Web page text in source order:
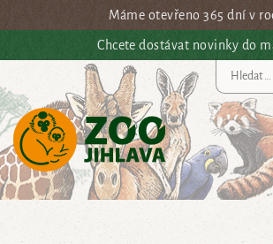
Přejít na hlavní obsahMáme otevřeno 365 dní v
Chcete dostávat novinky do